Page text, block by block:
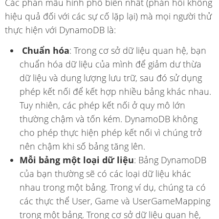
hiệu quả đối với các sự cố lặp lại) mà mọi người thử
thực hiện với DynamoDB là:
Chuẩn hóa: Trong cơ sở dữ liệu quan hệ, bạn
chuẩn hóa dữ liệu của mình để giảm dư thừa
dữ liệu và dung lượng lưu trữ, sau đó sử dụng
phép kết nối để kết hợp nhiều bảng khác nhau.
Tuy nhiên, các phép kết nối ở quy mô lớn
thường chậm và tốn kém. DynamoDB không
cho phép thực hiện phép kết nối vì chúng trở
nên chậm khi số bảng tăng lên.
Mỗi bảng một loại dữ liệu: Bảng DynamoDB
của bạn thường sẽ có các loại dữ liệu khác
nhau trong một bảng. Trong ví dụ, chúng ta có
các thực thể User, Game và UserGameMapping
trong một bảng. Trong cơ sở dữ liệu quan hệ,